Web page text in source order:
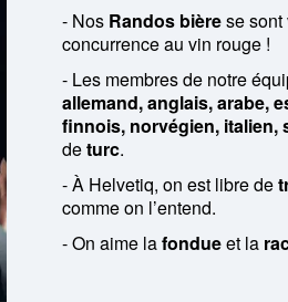
- Nos Randos bièrese
concurrence au vin rouge !
- Les membres de notre
allemand, anglais, arabe,
finnois, norvégien, italien,
deturc.
- À Helvetiq, on est libre de
comme on l’entend.
- On aime lafondueet la